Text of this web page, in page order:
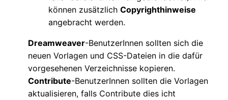
können zusätzlich Copyrighthinweise
angebracht werden.
Dreamweaver-BenutzerInnen sollten sich die
neuen Vorlagen und CSS-Dateien in die dafür
vorgesehenen Verzeichnisse kopieren.
Contribute-BenutzerInnen sollten die Vorlagen
aktualisieren, falls Contribute dies icht